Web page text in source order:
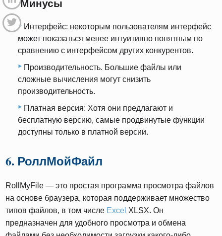
Интерфейс: некоторым пользователям интерфейс
может показаться менее интуитивно понятным по
сравнению с интерфейсом других конкурентов.
Производительность. Большие файлы или
сложные вычисления могут снизить
производительность.
Платная версия: Хотя они предлагают и
бесплатную версию, самые продвинутые функции
доступны только в платной версии.
6. РоллМойФайл
RollMyFile — это простая программа просмотра файлов
на основе браузера, которая поддерживает множество
типов файлов, в том числе Excel XLSX. Он
предназначен для удобного просмотра и обмена